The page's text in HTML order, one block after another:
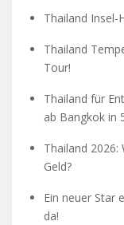
Thailand Insel-
Thailand
Tour!
Thailand für
ab Bangkok in
Thailand
Geld?
Ein neuer Star
da!